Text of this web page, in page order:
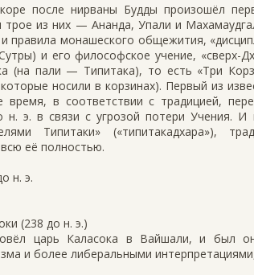
после нирваны Будды произошёл
трое из них — Ананда, Упали и
монашеского общежития,
и его философское учение, «сверх-
(на пали — Типитака), то есть «Три
носили в корзинах). Первый из
время, в соответствии с традицией,
н. э. в связи с угрозой потери Учения.
Типитаки» («типитакадхара»),
её полностью.
н. э.
(238 до н. э.)
царь Каласока в Вайшали, и был
и более либеральными